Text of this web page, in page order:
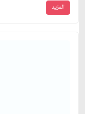
المزيد